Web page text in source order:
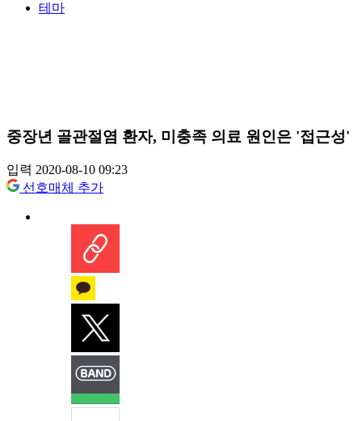
테마
중장년 골관절염 환자, 미충족 의료 원인은 '접근성'
입력 2020-08-10 09:23
선호매체 추가